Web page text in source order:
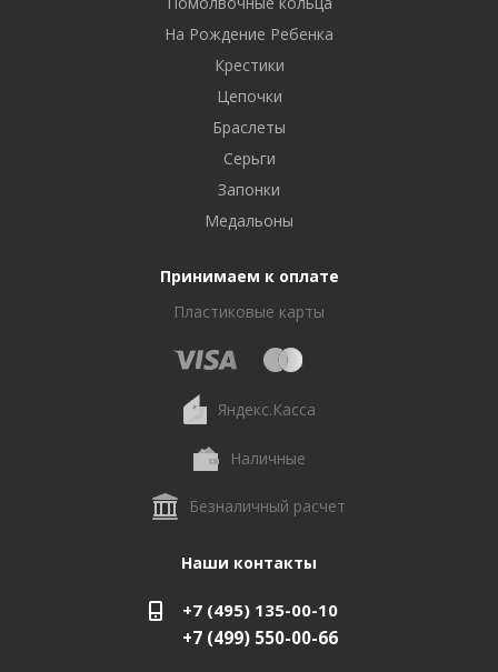
На Рождение Ребенка
Крестики
Цепочки
Браслеты
Серьги
Запонки
Медальоны
Принимаем к оплате
Пластиковые карты
Яндекс.Касса
Наличные
Безналичный расчет
Наши контакты
+7 (495) 135-00-10
+7 (499) 550-00-66